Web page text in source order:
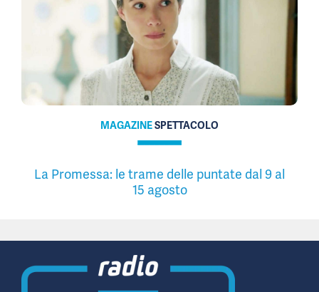
MAGAZINESPETTACOLO
La Promessa: le trame delle puntate dal 9 al
15 agosto